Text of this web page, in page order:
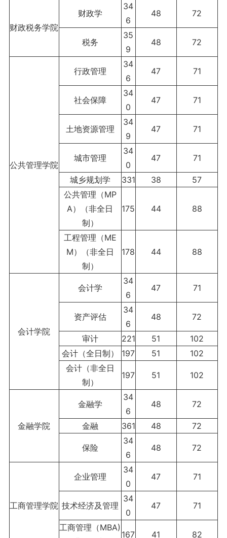
财政税务学院
财政学
34
6
48 72
税务
35
9
48 72
公共管理学院
行政管理
34
6
47 71
社会保障
34
0
47 71
土地资源管理
34
9
47 71
城市管理
34
0
47 71
城乡规划学 331 38
57
公共管理（MP
A）（非全日
制）
175 44 88
工程管理（ME
M）（非全日
制）
178 44 88
会计学院
会计学
34
6
47 71
资产评估
34
6
48 72
审计 221 51
102
会计（全日制）
197 51
102
会计（非全日
制）
197 51 102
金融学院
金融学
34
6
48 72
金融 361 48 72
保险
34
6
48 72
工商管理学院
企业管理
34
0
47 71
技术经济及管理
34
0
47 71
工商管理（MBA)
167 41 82